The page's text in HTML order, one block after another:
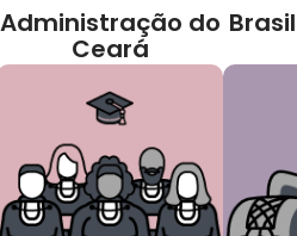
Administração do
Ceará